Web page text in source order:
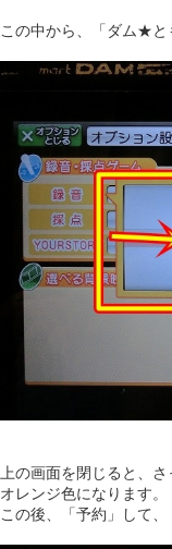
この中から、「ダム★と
上の画面を閉じると、
オレンジ色になります。
この後、「予約」して